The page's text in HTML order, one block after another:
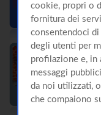
cookie, propri o
fornitura dei
consentendoci di
degli utenti per
profilazione e, in
messaggi
da noi utilizzati,
che compaiono
premendo il